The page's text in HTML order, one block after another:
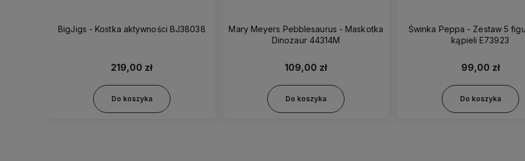
BigJigs - Kostka aktywności BJ38038
219,00 zł
Do koszyka
Mary Meyers Pebblesaurus - Maskotka
Dinozaur 44314M
109,00 zł
Do koszyka
Świnka Peppa - Zestaw 5
kąpieli E73923
99,00 zł
Do koszyka